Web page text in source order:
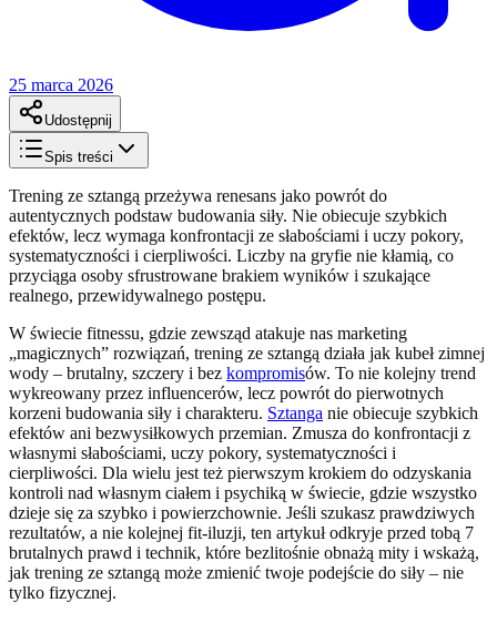
25 marca 2026
Udostępnij
Spis treści
Trening ze sztangą przeżywa renesans jako powrót do
autentycznych podstaw budowania siły. Nie obiecuje szybkich
efektów, lecz wymaga konfrontacji ze słabościami i uczy pokory,
systematyczności i cierpliwości. Liczby na gryfie nie kłamią, co
przyciąga osoby sfrustrowane brakiem wyników i szukające
realnego, przewidywalnego postępu.
W świecie fitnessu, gdzie zewsząd atakuje nas marketing
„magicznych” rozwiązań, trening ze sztangą działa jak kubeł zimnej
wody – brutalny, szczery i bez kompromisów. To nie kolejny trend
wykreowany przez influencerów, lecz powrót do pierwotnych
korzeni budowania siły i charakteru. Sztanga nie obiecuje szybkich
efektów ani bezwysiłkowych przemian. Zmusza do konfrontacji z
własnymi słabościami, uczy pokory, systematyczności i
cierpliwości. Dla wielu jest też pierwszym krokiem do odzyskania
kontroli nad własnym ciałem i psychiką w świecie, gdzie wszystko
dzieje się za szybko i powierzchownie. Jeśli szukasz prawdziwych
rezultatów, a nie kolejnej fit-iluzji, ten artykuł odkryje przed tobą 7
brutalnych prawd i technik, które bezlitośnie obnażą mity i wskażą,
jak trening ze sztangą może zmienić twoje podejście do siły – nie
tylko fizycznej.